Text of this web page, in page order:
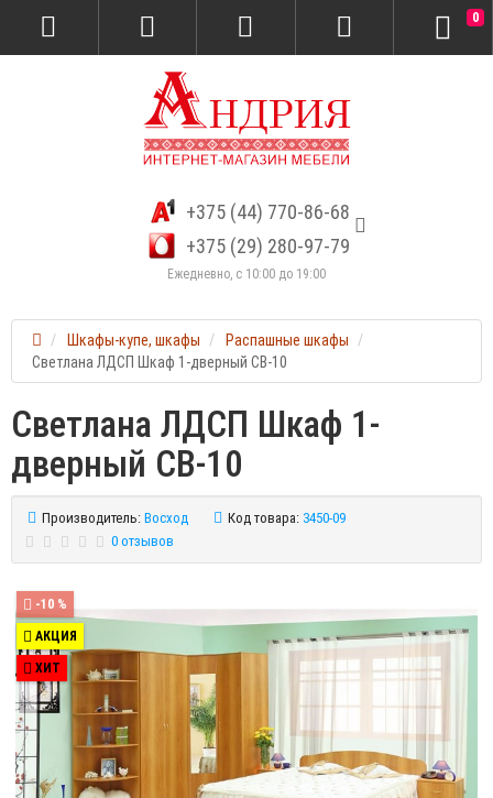
+375 (44) 770-86-68
+375 (29) 280-97-79
Ежедневно, с 10:00 до 19:00
0
Шкафы-купе, шкафы
Распашные шкафы
Светлана ЛДСП Шкаф 1-дверный СВ-10
Светлана ЛДСП Шкаф 1-
дверный СВ-10
Производитель: Восход Код товара: 3450-09
0 отзывов
-10 %
АКЦИЯ
ХИТ